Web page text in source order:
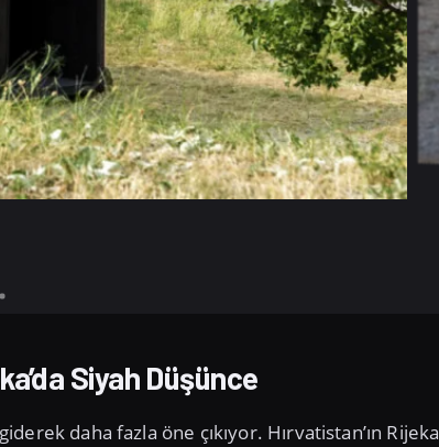
Siyah Düşünce
daha fazla öne çıkıyor. Hırvatistan’ın Rijeka